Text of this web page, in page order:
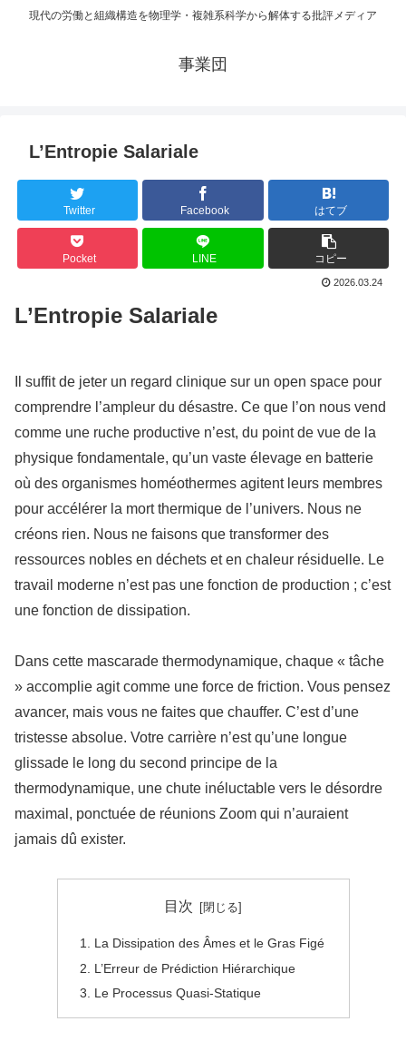
現代の労働と組織構造を物理学・複雑系科学から解体する批評メディア
事業団
L’Entropie Salariale
Twitter Facebook はてブ
Pocket LINE コピー
2026.03.24
L’Entropie Salariale
Il suffit de jeter un regard clinique sur un open space pour
comprendre l’ampleur du désastre. Ce que l’on nous vend
comme une ruche productive n’est, du point de vue de la
physique fondamentale, qu’un vaste élevage en batterie
où des organismes homéothermes agitent leurs membres
pour accélérer la mort thermique de l’univers. Nous ne
créons rien. Nous ne faisons que transformer des
ressources nobles en déchets et en chaleur résiduelle. Le
travail moderne n’est pas une fonction de production ; c’est
une fonction de dissipation.
Dans cette mascarade thermodynamique, chaque « tâche
» accomplie agit comme une force de friction. Vous pensez
avancer, mais vous ne faites que chauffer. C’est d’une
tristesse absolue. Votre carrière n’est qu’une longue
glissade le long du second principe de la
thermodynamique, une chute inéluctable vers le désordre
maximal, ponctuée de réunions Zoom qui n’auraient
jamais dû exister.
目次
La Dissipation des Âmes et le Gras Figé
L’Erreur de Prédiction Hiérarchique
Le Processus Quasi-Statique